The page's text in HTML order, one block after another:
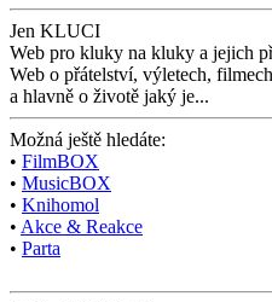
Jen KLUCI
Web pro kluky na kluky a jejich
Web o přátelství, výletech,
a hlavně o životě jaký je...
Možná ještě hledáte:
• FilmBOX
• MusicBOX
• Knihomol
• Akce & Reakce
• Parta